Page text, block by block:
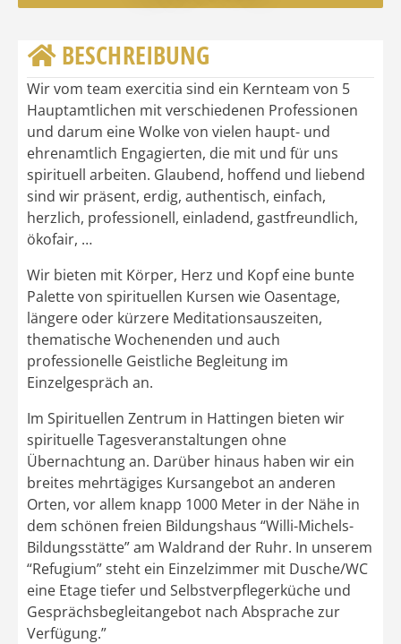
BESCHREIBUNG
Wir vom team exercitia sind ein Kernteam von 5
Hauptamtlichen mit verschiedenen Professionen
und darum eine Wolke von vielen haupt- und
ehrenamtlich Engagierten, die mit und für uns
spirituell arbeiten. Glaubend, hoffend und liebend
sind wir präsent, erdig, authentisch, einfach,
herzlich, professionell, einladend, gastfreundlich,
ökofair, …
Wir bieten mit Körper, Herz und Kopf eine bunte
Palette von spirituellen Kursen wie Oasentage,
längere oder kürzere Meditationsauszeiten,
thematische Wochenenden und auch
professionelle Geistliche Begleitung im
Einzelgespräch an.
Im Spirituellen Zentrum in Hattingen bieten wir
spirituelle Tagesveranstaltungen ohne
Übernachtung an. Darüber hinaus haben wir ein
breites mehrtägiges Kursangebot an anderen
Orten, vor allem knapp 1000 Meter in der Nähe in
dem schönen freien Bildungshaus “Willi-Michels-
Bildungsstätte” am Waldrand der Ruhr. In unserem
“Refugium” steht ein Einzelzimmer mit Dusche/WC
eine Etage tiefer und Selbstverpflegerküche und
Gesprächsbegleitangebot nach Absprache zur
Verfügung.”